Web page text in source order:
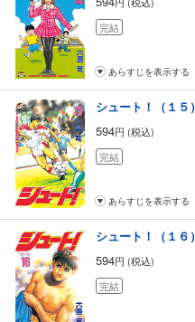
完結
あらすじを表示する
シュート！（１５）
594円 (税込)
完結
あらすじを表示する
シュート！（１６）
594円 (税込)
完結